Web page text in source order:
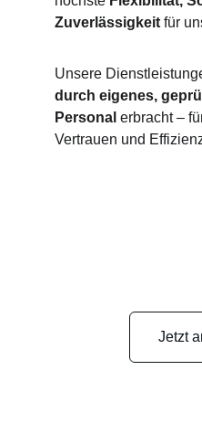
Zuverlässigkeit für
Unsere
durch eigenes,
Personal erbracht –
Vertrauen und
Jetzt